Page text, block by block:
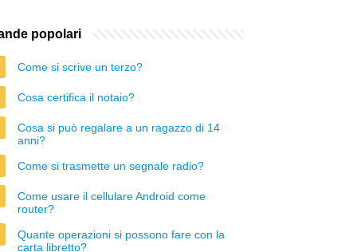
popolari
Come si scrive un terzo?
Cosa certifica il notaio?
Cosa si può regalare a un ragazzo di 14
anni?
Come si trasmette un segnale radio?
Come usare il cellulare Android come
router?
Quante operazioni si possono fare con la
carta libretto?